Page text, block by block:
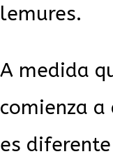
lemures.
A medida
comienza a
es